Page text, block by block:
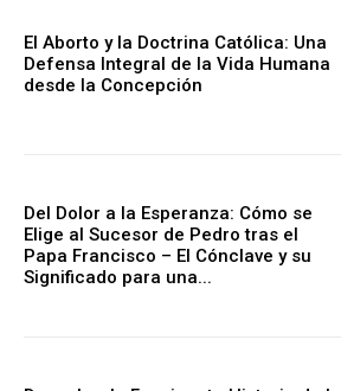
El Aborto y la Doctrina Católica: Una
Defensa Integral de la Vida Humana
desde la Concepción
Del Dolor a la Esperanza: Cómo se
Elige al Sucesor de Pedro tras el
Papa Francisco – El Cónclave y su
Significado para una...